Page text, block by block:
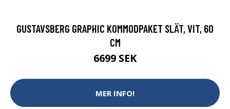
GUSTAVSBERG GRAPHIC KOMMODPAKET SLÄT, VIT, 60
CM
6699 SEK
MER INFO!